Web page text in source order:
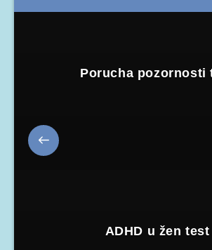
Porucha pozornosti
ADHD u žen test